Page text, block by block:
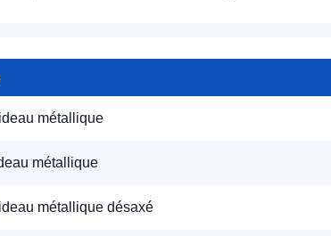
métallique
métallique
métallique désaxé